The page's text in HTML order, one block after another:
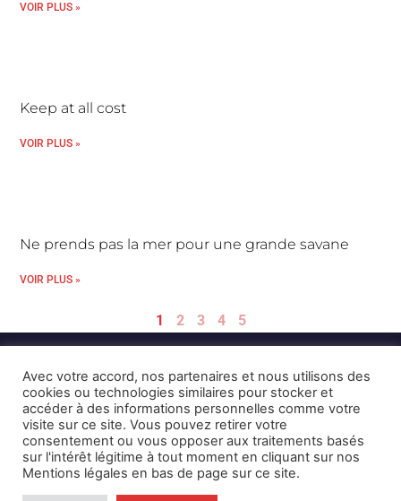
VOIR PLUS »
Keep at all cost
VOIR PLUS »
Ne prends pas la mer pour une grande savane
VOIR PLUS »
1 2 3 4 5
Mentions Légales et CGU Crédits
© 2026 © Karulynk
Avec votre accord, nos partenaires et nous utilisons des
cookies ou technologies similaires pour stocker et
accéder à des informations personnelles comme votre
visite sur ce site. Vous pouvez retirer votre
consentement ou vous opposer aux traitements basés
sur l'intérêt légitime à tout moment en cliquant sur nos
Mentions légales en bas de page sur ce site.